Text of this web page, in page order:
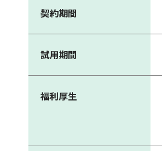
契約期間
試用期間
福利厚生